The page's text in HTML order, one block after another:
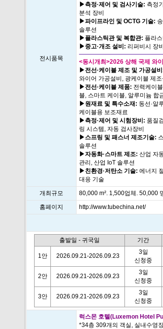
전시품목
▶측정·제어 및 검사기술: 측정
분석 장비
▶파이프라인 및 OCTG 기술:
솔루션
▶플라스틱관 및 복합관: 플라
▶중고·개조 설비: 리퍼비시 장
<동시개최>2026 상해 국제 와
▶전선·케이블 제조 및 가공설
와이어 가공설비, 광케이블 제조
▶전선·케이블 제품: 전력케이
블, 스마트 케이블, 알루미늄 합
▶원재료 및 특수소재: 동선·알
케이블용 보조재료
▶측정·제어 및 시험장비: 품질
링 시스템, 자동 검사장비
▶스프링 및 패스너 제조기술:
솔루션
▶자동화·스마트 제조: 산업 자
관리, 산업 IoT 솔루션
▶친환경·저탄소 기술: 에너지
대응 기술
개최규모
80,000 m². 1,500업체. 50,000
홈페이지
http://www.tubechina.net/
출발일 - 귀국일 기간
1안 2026.09.21-2026.09.23
3일
신청중
2안 2026.09.21-2026.09.23
3일
신청중
3안 2026.09.21-2026.09.23
3일
신청중
럭스몬 호텔(Luxemon Hotel
*34층 309개의 객실, 실내수영